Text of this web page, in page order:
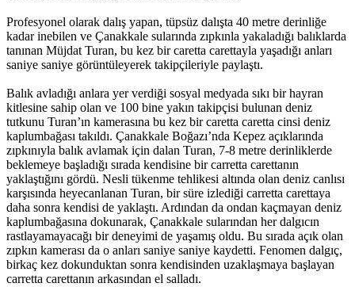
Profesyonel olarak dalış yapan, tüpsüz dalışta 40 metre derinliğe
kadar inebilen ve Çanakkale sularında zıpkınla yakaladığı balıklarda
tanınan Müjdat Turan, bu kez bir caretta carettayla yaşadığı anları
saniye saniye görüntüleyerek takipçileriyle paylaştı.
Balık avladığı anlara yer verdiği sosyal medyada sıkı bir hayran
kitlesine sahip olan ve 100 bine yakın takipçisi bulunan deniz
tutkunu Turan’ın kamerasına bu kez bir caretta caretta cinsi deniz
kaplumbağası takıldı. Çanakkale Boğazı’nda Kepez açıklarında
zıpkınıyla balık avlamak için dalan Turan, 7-8 metre derinliklerde
beklemeye başladığı sırada kendisine bir carretta carettanın
yaklaştığını gördü. Nesli tükenme tehlikesi altında olan deniz canlısı
karşısında heyecanlanan Turan, bir süre izlediği carretta carettaya
daha sonra kendisi de yaklaştı. Ardından da ondan kaçmayan deniz
kaplumbağasına dokunarak, Çanakkale sularından her dalgıcın
rastlayamayacağı bir deneyimi de yaşamış oldu. Bu sırada açık olan
zıpkın kamerası da o anları saniye saniye kaydetti. Fenomen dalgıç,
birkaç kez dokunduktan sonra kendisinden uzaklaşmaya başlayan
carretta carettanın arkasından el salladı.